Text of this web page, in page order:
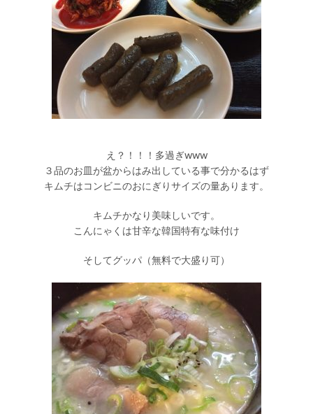
え？！！！多過ぎwww
３品のお皿が盆からはみ出している事で分かるはず
キムチはコンビニのおにぎりサイズの量あります。
キムチかなり美味しいです。
こんにゃくは甘辛な韓国特有な味付け
そしてグッパ（無料で大盛り可）